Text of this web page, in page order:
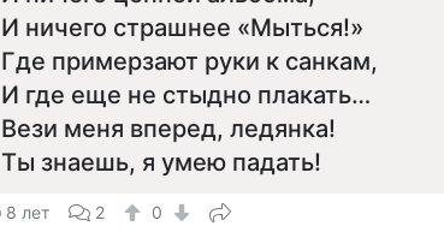
И ничего страшнее «Мыться!»
Где примерзают руки к санкам,
И где еще не стыдно плакать…
Вези меня вперед, ледянка!
Ты знаешь, я умею падать!
8 лет 2 0